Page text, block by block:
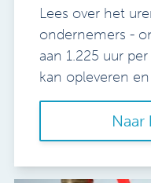
Lees over het
ondernemers -
aan 1.225 uur
kan opleveren en
Naar